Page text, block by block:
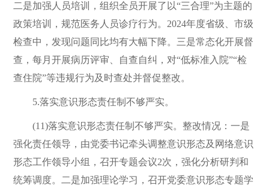
二是加强人员培训，组织全员开展了以“三合理”为主题的
政策培训，规范医务人员诊疗行为。2024年度省级、市级
检查中，发现问题同比均有大幅下降。三是常态化开展督
查，每月开展病历评审、自查自纠，对“低标准入院”“检
查住院”等违规行为及时查处并督促整改。
5.落实意识形态责任制不够严实。
(11)落实意识形态责任制不够严实。整改情况：一是
强化责任领导，由党委书记牵头调整意识形态及网络意识
形态工作领导小组，召开专题会议2次，强化分析研判和
统筹调度。二是加强理论学习，召开党委意识形态专题学